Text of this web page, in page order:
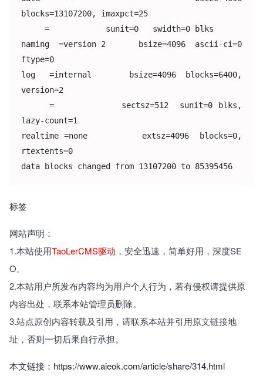
blocks=13107200, imaxpct=25
naming  =version 2       bsize=4096  ascii-ci=0
ftype=0
log   =internal        bsize=4096  blocks=6400,
version=2
lazy-count=1
realtime =none          extsz=4096  blocks=0,
rtextents=0
data blocks changed from 13107200 to 85395456
标签
网站声明：
1.本站使用TaoLerCMS驱动 ，安全迅速，简单好用，深度SE
O。
2.本站用户所发布内容均为用户个人行为，若有侵权请提供原
内容出处，联系本站管理员删除。
3.站点原创内容转载及引用，请联系本站并引用原文链接地
址，否则一切后果自行承担。
本文链接： https://www.aieok.com/article/share/314.html